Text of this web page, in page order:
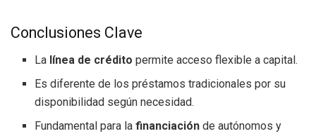
Conclusiones Clave
La línea de crédito permite acceso flexible a capital.
Es diferente de los préstamos tradicionales por su
disponibilidad según necesidad.
Fundamental para lafinanciación de autónomos y